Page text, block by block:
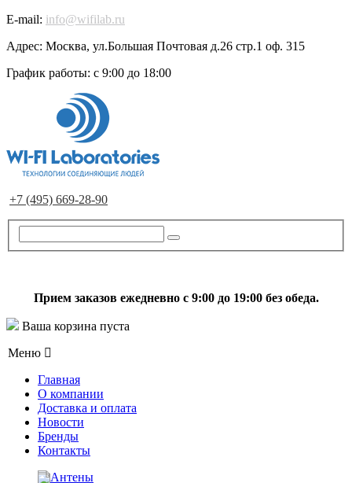
E-mail: info@wifilab.ru
Адрес: Москва, ул.Большая Почтовая д.26 стр.1 оф. 315
График работы: с 9:00 до 18:00
+7 (495) 669-28-90
Прием заказов ежедневно с 9:00 до 19:00 без обеда.
Ваша корзина пуста
Меню
Главная
О компании
Доставка и оплата
Новости
Бренды
Контакты